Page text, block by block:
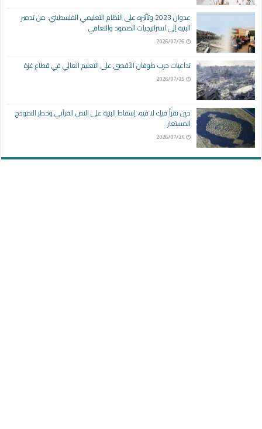
عدوان 2023 وتأثيره على النظام التعليمي الفلسطيني: من تدمير
البنية إلى استراتيجيات الصمود والتعافي
2026/07/26
تداعيات حرب طوفان الأقصى على التعليم العالي في قطاع غزة
2026/07/25
حين تقرأ فيك لا فيه، إسقاط البنية على النص القرآني وخطر النموذج
المستعار
2026/07/24